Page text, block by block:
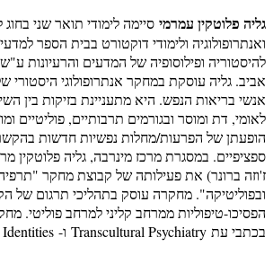
גליה פלוטקין עמרמי סיימה לימודי תואר שני בחוג
ואנתרופולוגיה ולימודי דוקטורט בבית הספר
להיסטוריה ופילוסופיה של המדעים והרעיונות
אביב. גליה עוסקת במחקר אנתרופולוגי היסטורי
אנשי בריאות הנפש. היא מתעניינת בזיקות בין
לאומי, דת ומוסר ובגורמים תרבותיים, פוליטיים
הופעתן של הפרעות/מחלות נפשיות חדשות
ספציפיים. במסגרת מרכז מינרבה, גליה פלוטקין
ז'וזה ברונר) את פעילותה של קבוצת מחקר
ובפוליטיקה". מחקרה עוסק בתהליכי תרגום של
הפסיכו-טיפוליות ממרחב קליני למרחב פוליטי.
בכתבי עת Transcultural Psychiatry ו- Social Identities.